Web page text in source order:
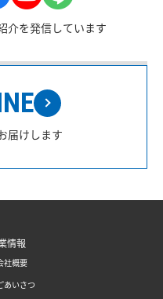
介を発信しています
届けします
情報
社概要
あいさつ